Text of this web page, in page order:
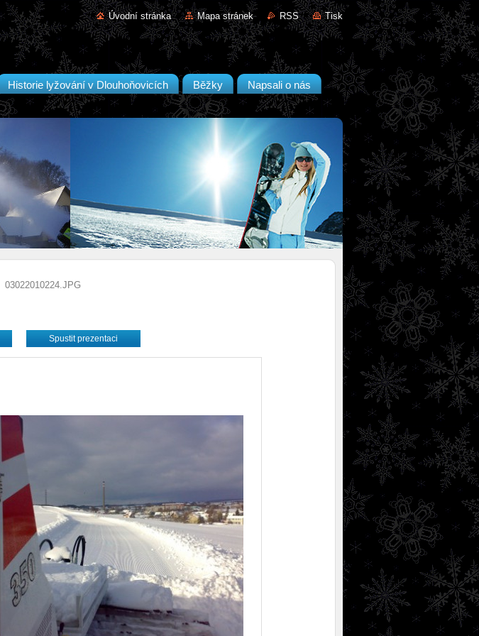
Úvodní stránka Mapa stránek RSS Tisk
Historie lyžování v Dlouhoňovicích Běžky Napsali o nás
03022010224.JPG
Spustit prezentaci